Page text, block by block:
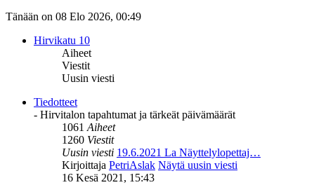
Tänään on 08 Elo 2026, 00:49
Hirvikatu 10
Aiheet
Viestit
Uusin viesti
Tiedotteet
- Hirvitalon tapahtumat ja tärkeät päivämäärät
1061Aiheet
1260 Viestit
Uusin viesti 19.6.2021 La Näyttelylopettaj…
Kirjoittaja PetriAslak Näytä uusin viesti
16 Kesä 2021, 15:43